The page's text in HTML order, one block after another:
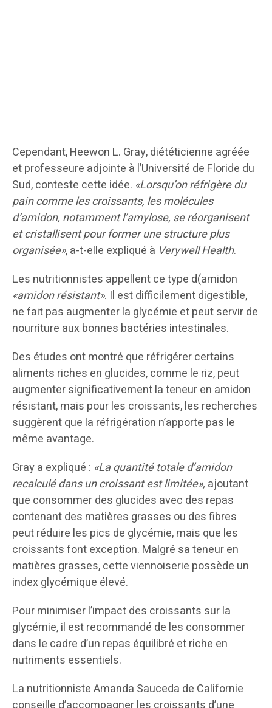
Cependant, Heewon L. Gray, diététicienne agréée
et professeure adjointe à l’Université de Floride du
Sud, conteste cette idée. «Lorsqu’on réfrigère du
pain comme les croissants, les molécules
d’amidon, notamment l’amylose, se réorganisent
et cristallisent pour former une structure plus
organisée», a-t-elle expliqué à Verywell Health.
Les nutritionnistes appellent ce type d(amidon
«amidon résistant». Il est difficilement digestible,
ne fait pas augmenter la glycémie et peut servir de
nourriture aux bonnes bactéries intestinales.
Des études ont montré que réfrigérer certains
aliments riches en glucides, comme le riz, peut
augmenter significativement la teneur en amidon
résistant, mais pour les croissants, les recherches
suggèrent que la réfrigération n’apporte pas le
même avantage.
Gray a expliqué : «La quantité totale d’amidon
recalculé dans un croissant est limitée», ajoutant
que consommer des glucides avec des repas
contenant des matières grasses ou des fibres
peut réduire les pics de glycémie, mais que les
croissants font exception. Malgré sa teneur en
matières grasses, cette viennoiserie possède un
index glycémique élevé.
Pour minimiser l’impact des croissants sur la
glycémie, il est recommandé de les consommer
dans le cadre d’un repas équilibré et riche en
nutriments essentiels.
La nutritionniste Amanda Sauceda de Californie